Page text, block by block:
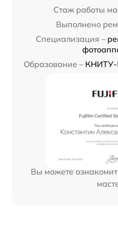
Стаж работы
Выполнено
Специализация –
Образование – КНИТУ-
Вы можете